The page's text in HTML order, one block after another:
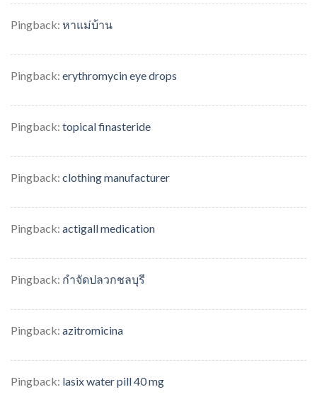
Pingback: หาแม่บ้าน
Pingback: erythromycin eye drops
Pingback: topical finasteride
Pingback: clothing manufacturer
Pingback: actigall medication
Pingback: กำจัดปลวกชลบุรี
Pingback: azitromicina
Pingback: lasix water pill 40 mg